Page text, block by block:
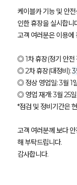
케이블카 기능 및 안
인한 휴장을 실시합니
고객 여러분은 이용에
◎ 1차 휴장(정기 안전
◎ 2차 휴장(대정비):3
◎ 정상 영업일: 3월 1
◎ 영업 재개: 3월 25
*점검 및 정비기간은
고객 여러분께 보다
해 부탁드립니다.
감사합니다.